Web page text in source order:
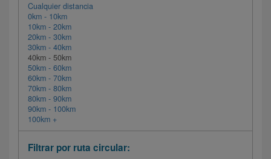
Cualquier distancia
0km - 10km
10km - 20km
20km - 30km
30km - 40km
40km - 50km
50km - 60km
60km - 70km
70km - 80km
80km - 90km
90km - 100km
100km +
Filtrar por ruta circular: